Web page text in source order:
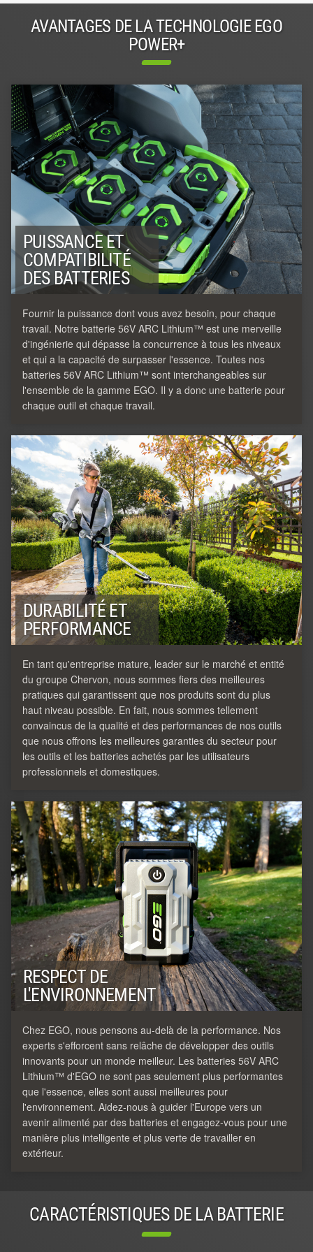
AVANTAGES DE LA TECHNOLOGIE EGO
POWER+
PUISSANCE ET
COMPATIBILITÉ
DES BATTERIES
Fournir la puissance dont vous avez besoin, pour chaque
travail. Notre batterie 56V ARC Lithium™ est une merveille
d'ingénierie qui dépasse la concurrence à tous les niveaux
et qui a la capacité de surpasser l'essence. Toutes nos
batteries 56V ARC Lithium™ sont interchangeables sur
l'ensemble de la gamme EGO. Il y a donc une batterie pour
chaque outil et chaque travail.
DURABILITÉ ET
PERFORMANCE
En tant qu'entreprise mature, leader sur le marché et entité
du groupe Chervon, nous sommes fiers des meilleures
pratiques qui garantissent que nos produits sont du plus
haut niveau possible. En fait, nous sommes tellement
convaincus de la qualité et des performances de nos outils
que nous offrons les meilleures garanties du secteur pour
les outils et les batteries achetés par les utilisateurs
professionnels et domestiques.
RESPECT DE
L'ENVIRONNEMENT
Chez EGO, nous pensons au-delà de la performance. Nos
experts s'efforcent sans relâche de développer des outils
innovants pour un monde meilleur. Les batteries 56V ARC
Lithium™ d'EGO ne sont pas seulement plus performantes
que l'essence, elles sont aussi meilleures pour
l'environnement. Aidez-nous à guider l'Europe vers un
avenir alimenté par des batteries et engagez-vous pour une
manière plus intelligente et plus verte de travailler en
extérieur.
CARACTÉRISTIQUES DE LA BATTERIE